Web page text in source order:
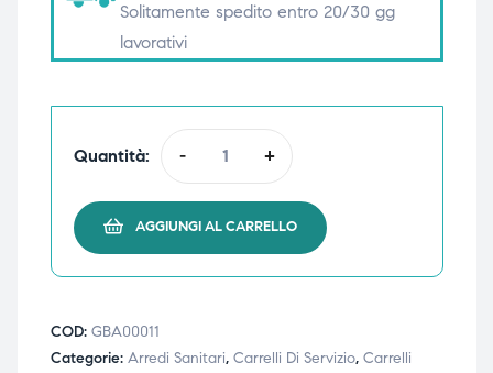
Solitamente spedito entro 20/30 gg
lavorativi
Quantità: - +
AGGIUNGI AL CARRELLO
COD: GBA00011
Categorie: Arredi Sanitari, Carrelli Di Servizio, Carrelli